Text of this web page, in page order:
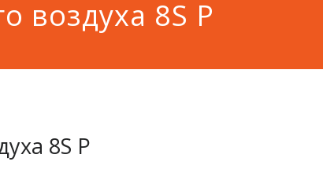
воздуха 8S P
8S P